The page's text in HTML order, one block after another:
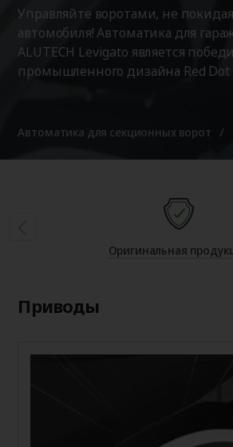
Управляйте воротами, не
автомобиля! Автоматика для
ALUTECH Levigato является
промышленного дизайна Red Dot
Автоматика для секционных ворот
Оригинальная
Приводы